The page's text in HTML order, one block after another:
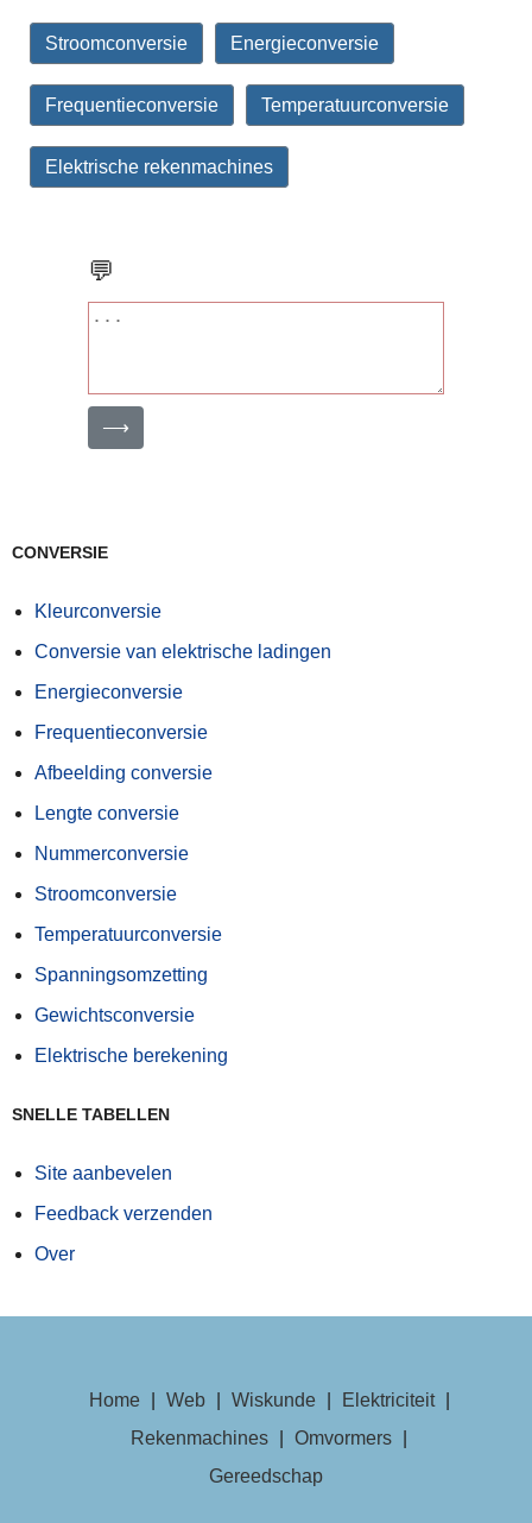
Stroomconversie Energieconversie
Frequentieconversie Temperatuurconversie
Elektrische rekenmachines
💬
⟶
CONVERSIE
Kleurconversie
Conversie van elektrische ladingen
Energieconversie
Frequentieconversie
Afbeelding conversie
Lengte conversie
Nummerconversie
Stroomconversie
Temperatuurconversie
Spanningsomzetting
Gewichtsconversie
Elektrische berekening
SNELLE TABELLEN
Site aanbevelen
Feedback verzenden
Over
Home Web Wiskunde Elektriciteit
Rekenmachines
Omvormers
Gereedschap